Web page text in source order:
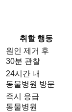
취할 행동
원인 제거 후
30분 관찰
24시간 내
동물병원 방문
즉시 응급
동물병원